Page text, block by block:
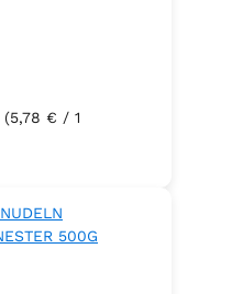
(5,78 € / 1